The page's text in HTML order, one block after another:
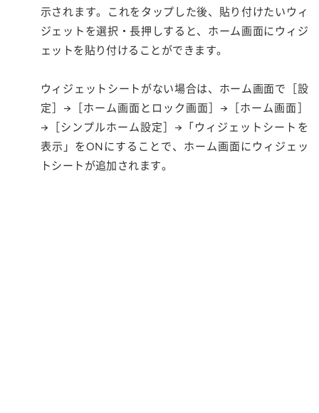
示されます。これをタップした後、貼り付けたいウィ
ジェットを選択・長押しすると、ホーム画面にウィジ
ェットを貼り付けることができます。
ウィジェットシートがない場合は、ホーム画面で［設
定］→［ホーム画面とロック画面］→［ホーム画面］
→［シンプルホーム設定］→「ウィジェットシートを
表示」をONにすることで、ホーム画面にウィジェッ
トシートが追加されます。